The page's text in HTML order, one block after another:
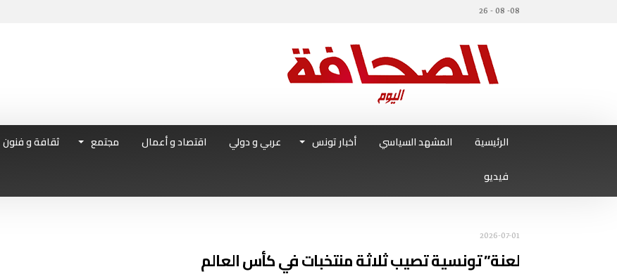
08- 08 - 26
الرئيسية المشهد السياسي أخبار تونس عربي و دولي اقتصاد و أعمال مجتمع ثقافة و فنون
فيديو
2026-07-01
لعنة” تونسية تصيب ثلاثة منتخبات في كأس العالم